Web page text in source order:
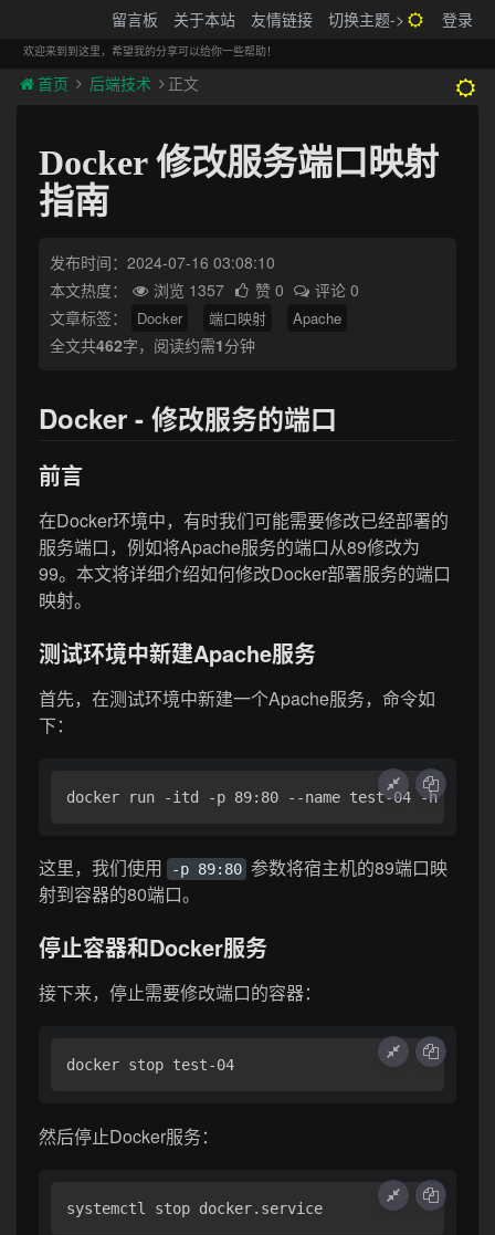
留言板 关于本站 友情链接 切换主题-> 登录
欢迎来到到这里，希望我的分享可以给你一些帮助！
首页 后端技术 正文
Docker 修改服务端口映射
指南
发布时间：2024-07-16 03:08:10
本文热度：
浏览 1357 赞 0
评论 0
文章标签：
Docker 端口映射 Apache
全文共462字，阅读约需1分钟
Docker - 修改服务的端口
前言
在Docker环境中，有时我们可能需要修改已经部署的
服务端口，例如将Apache服务的端口从89修改为
99。本文将详细介绍如何修改Docker部署服务的端口
映射。
测试环境中新建Apache服务
首先，在测试环境中新建一个Apache服务，命令如
下：
这里，我们使用 -p 89:80 参数将宿主机的89端口映
射到容器的80端口。
停止容器和Docker服务
接下来，停止需要修改端口的容器：
然后停止Docker服务：